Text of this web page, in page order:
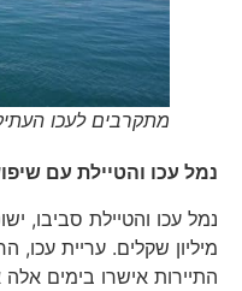
מתקרבים לעכו העתיקה
נמל עכו והטיילת עם
מיליון שקלים. עריית עכו,
התיירות אישרו בימים אלה